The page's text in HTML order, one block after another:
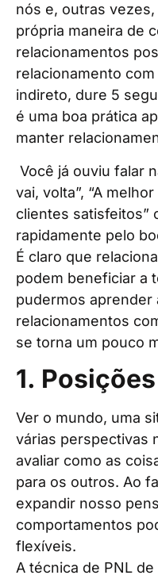
nós e, outras
própria maneira de
relacionamentos
relacionamento
indireto, dure 5
é uma boa prática
manter
Você já ouviu falar
vai, volta”, “A
clientes satisfeitos”
rapidamente pelo
É claro que
podem beneficiar a
pudermos aprender
relacionamentos
se torna um pouco
1.
Ver o mundo, uma
várias perspectivas
avaliar como as
para os outros. Ao
expandir nosso
comportamentos
flexíveis.
A técnica de PNL